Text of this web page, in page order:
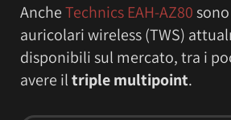
AncheTechnics EAH-AZ80
auricolari wireless (TWS)
disponibili sul mercato, tra i
avere iltriple multipoint.